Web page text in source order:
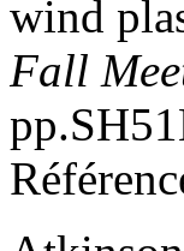
wind
Fall